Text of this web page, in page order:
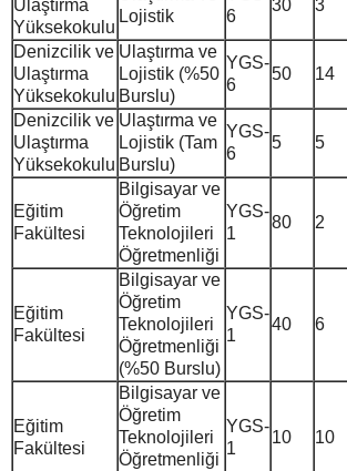
Ulaştırma
Yüksekokulu
Lojistik
6
30 3
Denizcilik ve
Ulaştırma
Yüksekokulu
Ulaştırma ve
Lojistik (%50
Burslu)
YGS-
6
50 14
Denizcilik ve
Ulaştırma
Yüksekokulu
Ulaştırma ve
Lojistik (Tam
Burslu)
YGS-
6
5 5
Eğitim
Fakültesi
Bilgisayar ve
Öğretim
Teknolojileri
Öğretmenliği
YGS-
1
80 2
Eğitim
Fakültesi
Bilgisayar ve
Öğretim
Teknolojileri
Öğretmenliği
(%50 Burslu)
YGS-
1
40 6
Eğitim
Fakültesi
Bilgisayar ve
Öğretim
Teknolojileri
Öğretmenliği
YGS-
1
10 10